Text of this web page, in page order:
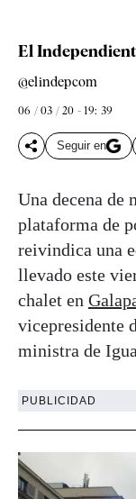
El
@elindepcom
06 / 03 / 20 - 19: 39
Seguir en
Una decena de
plataforma de
reivindica una
llevado este
chalet en
vicepresidente
ministra de
PUBLICIDAD